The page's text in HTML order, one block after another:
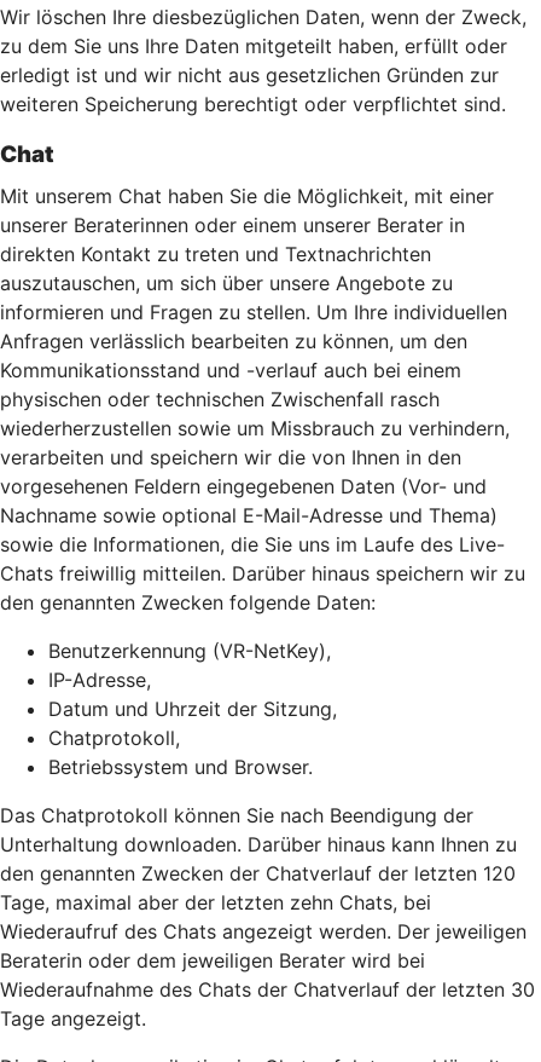
Wir löschen Ihre diesbezüglichen Daten, wenn der Zweck,
zu dem Sie uns Ihre Daten mitgeteilt haben, erfüllt oder
erledigt ist und wir nicht aus gesetzlichen Gründen zur
weiteren Speicherung berechtigt oder verpflichtet sind.
Chat
Mit unserem Chat haben Sie die Möglichkeit, mit einer
unserer Beraterinnen oder einem unserer Berater in
direkten Kontakt zu treten und Textnachrichten
auszutauschen, um sich über unsere Angebote zu
informieren und Fragen zu stellen. Um Ihre individuellen
Anfragen verlässlich bearbeiten zu können, um den
Kommunikationsstand und -verlauf auch bei einem
physischen oder technischen Zwischenfall rasch
wiederherzustellen sowie um Missbrauch zu verhindern,
verarbeiten und speichern wir die von Ihnen in den
vorgesehenen Feldern eingegebenen Daten (Vor- und
Nachname sowie optional E-Mail-Adresse und Thema)
sowie die Informationen, die Sie uns im Laufe des Live-
Chats freiwillig mitteilen. Darüber hinaus speichern wir zu
den genannten Zwecken folgende Daten:
Benutzerkennung (VR-NetKey),
IP-Adresse,
Datum und Uhrzeit der Sitzung,
Chatprotokoll,
Betriebssystem und Browser.
Das Chatprotokoll können Sie nach Beendigung der
Unterhaltung downloaden. Darüber hinaus kann Ihnen zu
den genannten Zwecken der Chatverlauf der letzten 120
Tage, maximal aber der letzten zehn Chats, bei
Wiederaufruf des Chats angezeigt werden. Der jeweiligen
Beraterin oder dem jeweiligen Berater wird bei
Wiederaufnahme des Chats der Chatverlauf der letzten 30
Tage angezeigt.